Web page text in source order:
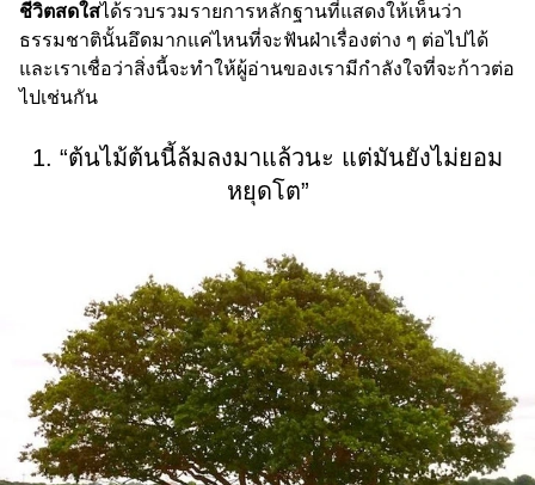
ชีวิตสดใสได้รวบรวมรายการหลักฐานที่แสดงให้เห็นว่า
ธรรมชาตินั้นอึดมากแค่ไหนที่จะฟันฝ่าเรื่องต่าง ๆ ต่อไปได้
และเราเชื่อว่าสิ่งนี้จะทำให้ผู้อ่านของเรามีกำลังใจที่จะก้าวต่อ
ไปเช่นกัน
1. “ต้นไม้ต้นนี้ล้มลงมาแล้วนะ แต่มันยังไม่ยอม
หยุดโต”